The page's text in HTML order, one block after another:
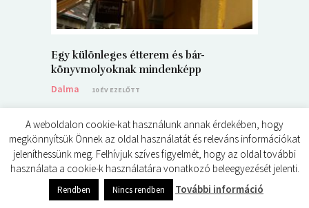
Egy különleges étterem és bár-
könyvmolyoknak mindenképp
Dalma
10 ÉV EZELŐTT
© ÉDES KIS KÖNYVKRITIKÁK 2024
A weboldalon cookie-kat használunk annak érdekében, hogy
megkönnyítsük Önnek az oldal használatát és releváns információkat
jeleníthessünk meg. Felhívjuk szíves figyelmét, hogy az oldal további
használata a cookie-k használatára vonatkozó beleegyezését jelenti.
Rendben Nincs rendben További információ